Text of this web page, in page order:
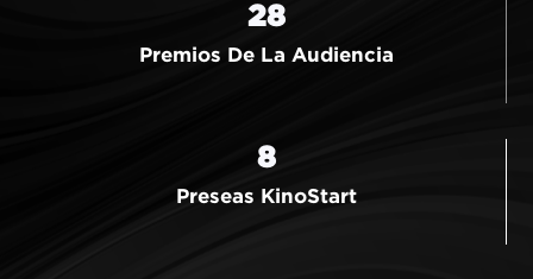
28
Premios De La Audiencia
8
Preseas KinoStart